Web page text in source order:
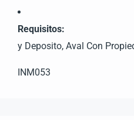
Requisitos: Mes
y Deposito, Aval Con
INM053